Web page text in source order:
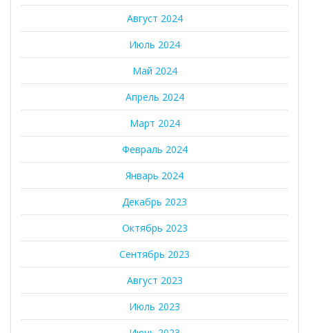
Август 2024
Июль 2024
Май 2024
Апрель 2024
Март 2024
Февраль 2024
Январь 2024
Декабрь 2023
Октябрь 2023
Сентябрь 2023
Август 2023
Июль 2023